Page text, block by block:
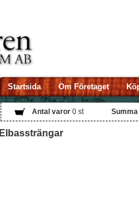
Startsida Om Företaget
Antal varor 0 st Summa
Elbassträngar